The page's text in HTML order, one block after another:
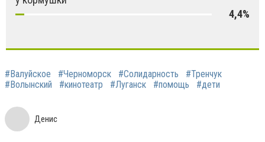
4,4%
#Валуйское #Черноморск #Солидарность
#Тренчук
#Волынский
#кинотеатр #Луганск #помощь #дети
Денис